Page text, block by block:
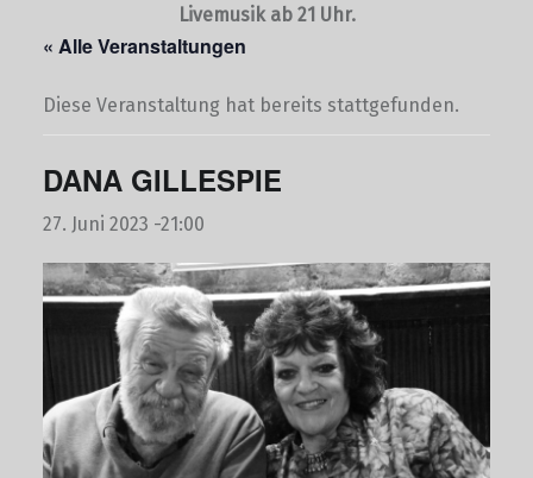
Livemusik ab 21 Uhr.
« Alle Veranstaltungen
Diese Veranstaltung hat bereits stattgefunden.
DANA GILLESPIE
27. Juni 2023 -21:00